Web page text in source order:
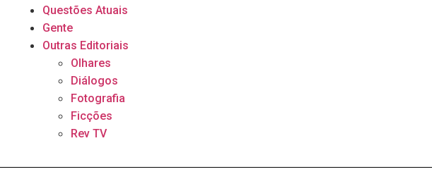
Questões Atuais
Gente
Outras Editoriais
Olhares
Diálogos
Fotografia
Ficções
Rev TV